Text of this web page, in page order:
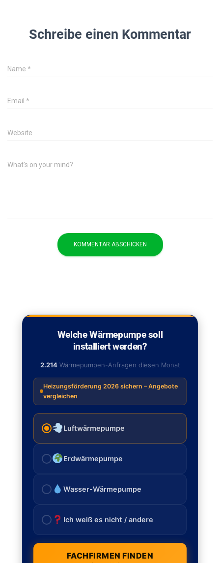
Schreibe einen Kommentar
Name *
Email *
Website
What's on your mind?
Welche Wärmepumpe soll
installiert werden?
2.214 Wärmepumpen-Anfragen diesen Monat
Heizungsförderung 2026 sichern – Angebote
vergleichen
Luftwärmepumpe
Erdwärmepumpe
Wasser-Wärmepumpe
Ich weiß es nicht / andere
FACHFIRMEN FINDEN